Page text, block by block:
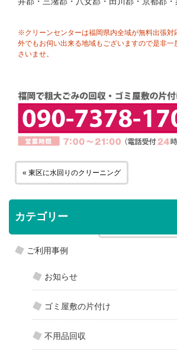
※クリーンセンターは福岡県内全域が無料出張対
外でもお伺い出来る地域もございますので是非一
さいませ。
« 東区に水回りのクリーニング
カテゴリー
ご利用事例
お知らせ
ゴミ屋敷の片付け
不用品回収